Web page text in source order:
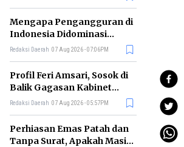
Mengapa Pengangguran di
Indonesia Didominasi
Lulusan SMK? Ini Faktanya
Redaksi Daerah 07 Aug 2026 - 07:06PM
Profil Feri Amsari, Sosok di
Balik Gagasan Kabinet
Bayangan Indonesia
Redaksi Daerah 07 Aug 2026 - 05:57PM
Perhiasan Emas Patah dan
Tanpa Surat, Apakah Masih